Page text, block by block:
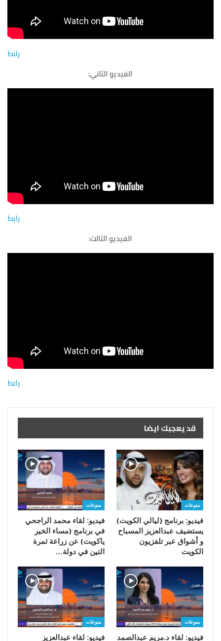
رابط
الفيديو الثاني:
رابط
الفيديو الثالث:
رابط
قد يعجبك ايضا
منوعات
فيديو: برنامج (ليالي الكويت)
يستضيف عبدالعزيز المسباح
و أشواق عبر تلفزيون
الكويت
منوعات
فيديو: لقاء محمد الراجحي
في برنامج (مساء الخير
ياكويت) عن زراعة ثمرة
التين في دولة…
منوعات
فيديو: لقاء د.مريم عبدالصمد
منوعات
فيديو: لقاء عبدالعزيز